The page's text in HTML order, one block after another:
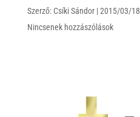
Szerző: Csíki Sándor|2015/03/18
Nincsenek hozzászólások